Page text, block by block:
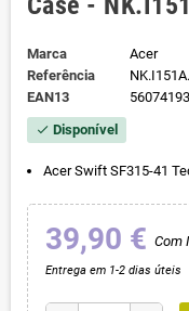
Marca
Acer
Referência
EAN13
check Disponível
Acer Swift SF315-41
39,90 € Com
Entrega em 1-2 dias úteis